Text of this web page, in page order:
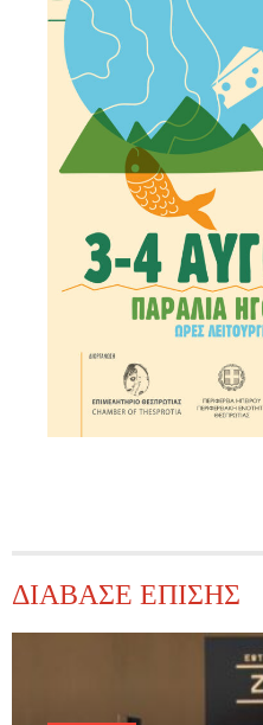
ΔΙΑΒΑΣΕ ΕΠΙΣΗΣ